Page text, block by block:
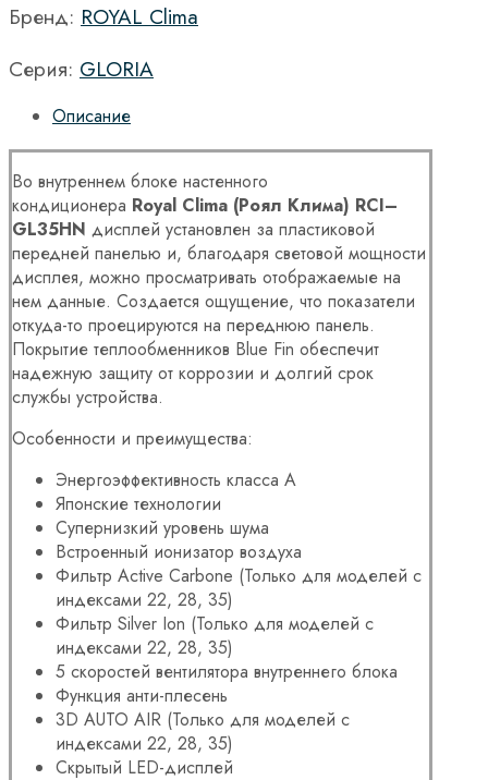
Бренд: ROYAL Clima
Серия: GLORIA
Описание
Во внутреннем блоке настенного
кондиционера Royal Clima (Роял Клима) RCI–
GL35HN дисплей установлен за пластиковой
передней панелью и, благодаря световой мощности
дисплея, можно просматривать отображаемые на
нем данные. Создается ощущение, что показатели
откуда-то проецируются на переднюю панель.
Покрытие теплообменников Blue Fin обеспечит
надежную защиту от коррозии и долгий срок
службы устройства.
Особенности и преимущества:
Энергоэффективность класса А
Японские технологии
Супернизкий уровень шума
Встроенный ионизатор воздуха
Фильтр Active Carbone (Только для моделей с
индексами 22, 28, 35)
Фильтр Silver Ion (Только для моделей с
индексами 22, 28, 35)
5 скоростей вентилятора внутреннего блока
Функция анти-плесень
3D AUTO AIR (Только для моделей с
индексами 22, 28, 35)
Скрытый LED-дисплей